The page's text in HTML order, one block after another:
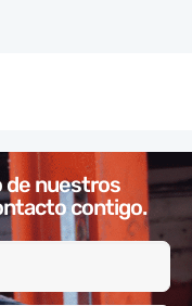
de nuestros
contigo.